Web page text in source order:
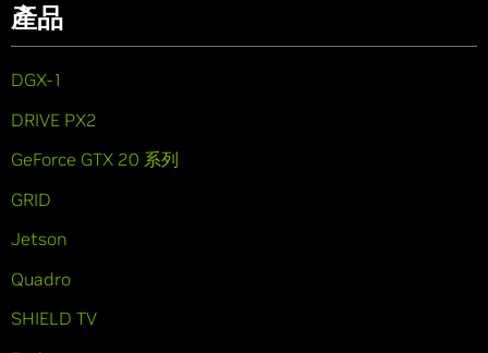
產品
DGX-1
DRIVE PX2
GeForce GTX 20 系列
GRID
Jetson
Quadro
SHIELD TV